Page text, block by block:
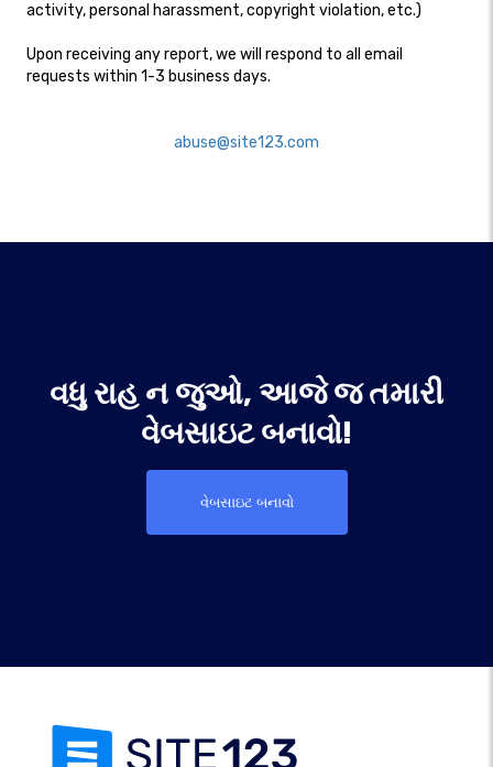
activity, personal harassment, copyright violation, etc.)
Upon receiving any report, we will respond to all email
requests within 1-3 business days.​
abuse@site123.com
વધુ રાહ ન જુઓ, આજે જ તમારી
વેબસાઇટ બનાવો!
વેબસાઇટ બનાવો